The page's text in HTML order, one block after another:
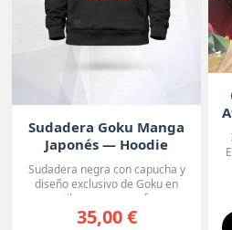
Sudadera Goku Manga
Japonés — Hoodie
Sudadera negra con capucha y
diseño exclusivo de Goku en
estilo manga, con fo...
35,00 €